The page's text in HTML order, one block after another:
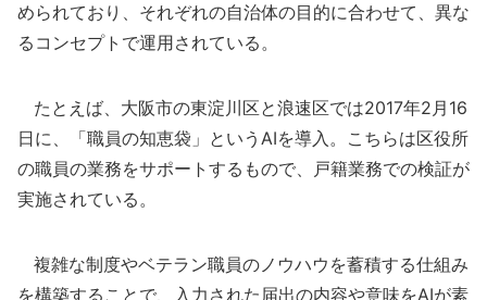
められており、それぞれの自治体の目的に合わせて、異な
るコンセプトで運用されている。
たとえば、大阪市の東淀川区と浪速区では2017年2月16
日に、「職員の知恵袋」というAIを導入。こちらは区役所
の職員の業務をサポートするもので、戸籍業務での検証が
実施されている。
複雑な制度やベテラン職員のノウハウを蓄積する仕組み
を構築することで、入力された届出の内容や意味をAIが素